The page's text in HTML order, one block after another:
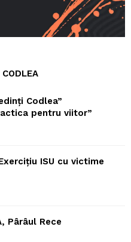
Codlea”
pentru viitor”
ISU cu victime
Pârâul Rece